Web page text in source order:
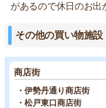
があるので休日のお出
その他の買い物施設
商店街
・伊勢丹通り商店街
・松戸東口商店街